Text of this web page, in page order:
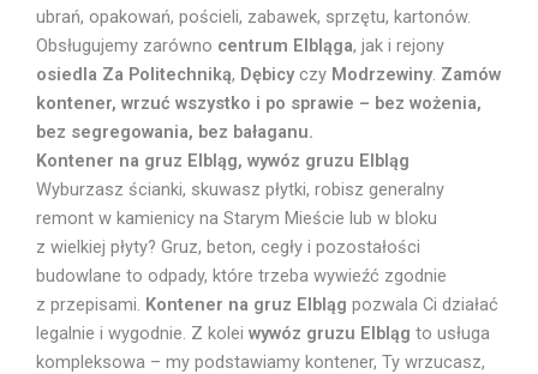
ubrań, opakowań, pościeli, zabawek, sprzętu, kartonów.
Obsługujemy zarówno centrum Elbląga, jak i rejony
osiedla Za Politechniką, Dębicyczy Modrzewiny. Zamów
kontener, wrzuć wszystko i po sprawie – bez wożenia,
bez segregowania, bez bałaganu.
Kontener na gruz Elbląg, wywóz gruzu Elbląg
Wyburzasz ścianki, skuwasz płytki, robisz generalny
remont w kamienicy na Starym Mieście lub w bloku
z wielkiej płyty? Gruz, beton, cegły i pozostałości
budowlane to odpady, które trzeba wywieźć zgodnie
z przepisami. Kontener na gruz Elbląg pozwala Ci działać
legalnie i wygodnie. Z kolei wywóz gruzu Elbląg to usługa
kompleksowa – my podstawiamy kontener, Ty wrzucasz,